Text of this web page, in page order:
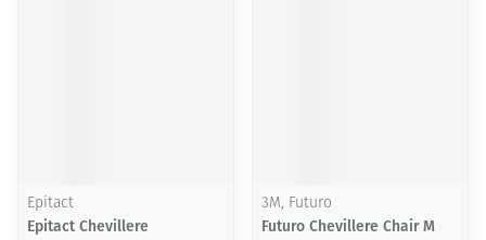
Epitact
Epitact Chevillere
3M, Futuro
Futuro Chevillere Chair M